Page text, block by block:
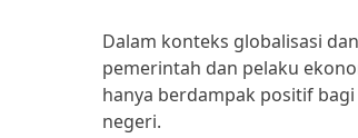
Dalam konteks globalisasi
pemerintah dan pelaku
hanya berdampak positif
negeri.